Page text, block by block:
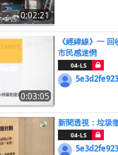
0:02:21
0:03:05
《經緯線》一
市民感迷惘
04-LS
新聞透視：垃圾
04-LS